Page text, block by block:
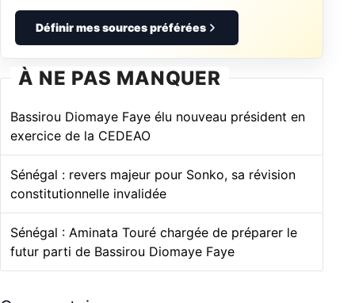
Définir mes sources préférées
À NE PAS MANQUER
Bassirou Diomaye Faye élu nouveau président en
exercice de la CEDEAO
Sénégal : revers majeur pour Sonko, sa révision
constitutionnelle invalidée
Sénégal : Aminata Touré chargée de préparer le
futur parti de Bassirou Diomaye Faye